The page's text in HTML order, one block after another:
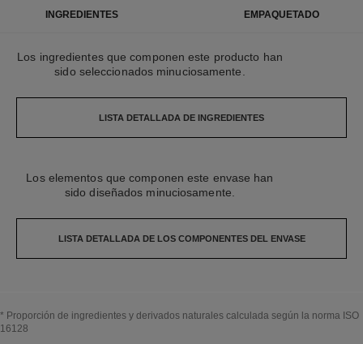
INGREDIENTES EMPAQUETADO
Los ingredientes que componen este producto han
sido seleccionados minuciosamente.
LISTA DETALLADA DE INGREDIENTES
Los elementos que componen este envase han
sido diseñados minuciosamente.
LISTA DETALLADA DE LOS COMPONENTES DEL ENVASE
* Proporción de ingredientes y derivados naturales calculada según la norma ISO
16128